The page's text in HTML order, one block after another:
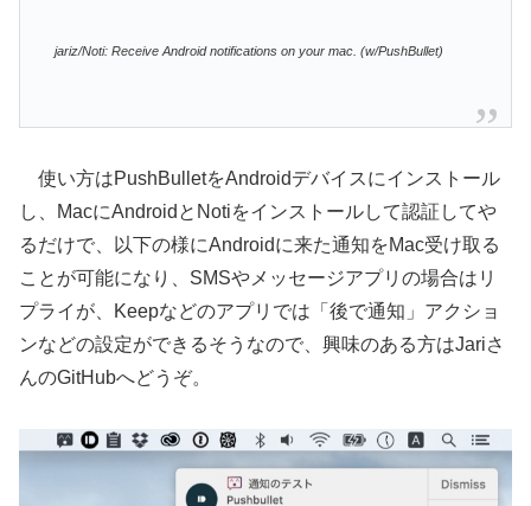
jariz/Noti: Receive Android notifications on your mac. (w/PushBullet)
使い方はPushBulletをAndroidデバイスにインストール
し、MacにAndroidとNotiをインストールして認証してや
るだけで、以下の様にAndroidに来た通知をMac受け取る
ことが可能になり、SMSやメッセージアプリの場合はリ
プライが、Keepなどのアプリでは「後で通知」アクショ
ンなどの設定ができるそうなので、興味のある方はJariさ
んのGitHubへどうぞ。